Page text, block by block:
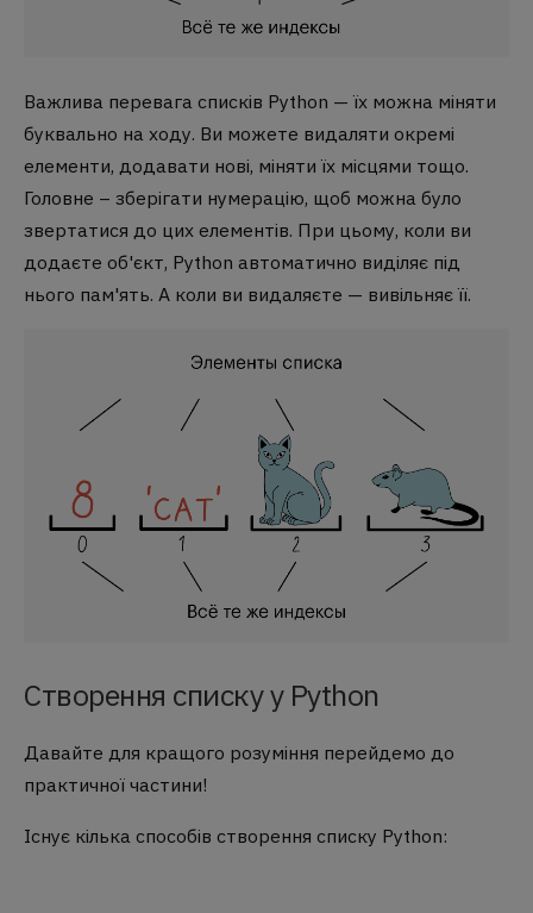
Важлива перевага списків Python — їх можна міняти
буквально на ходу. Ви можете видаляти окремі
елементи, додавати нові, міняти їх місцями тощо.
Головне – зберігати нумерацію, щоб можна було
звертатися до цих елементів. При цьому, коли ви
додаєте об'єкт, Python автоматично виділяє під
нього пам'ять. А коли ви видаляєте — вивільняє її.
Створення списку у Python
Давайте для кращого розуміння перейдемо до
практичної частини!
Існує кілька способів створення списку Python: